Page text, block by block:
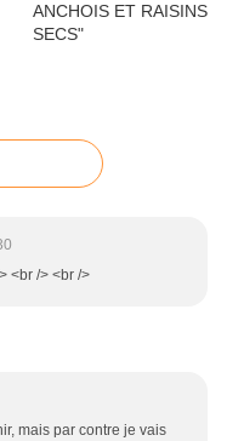
<br /> <br />
mais par contre je vais